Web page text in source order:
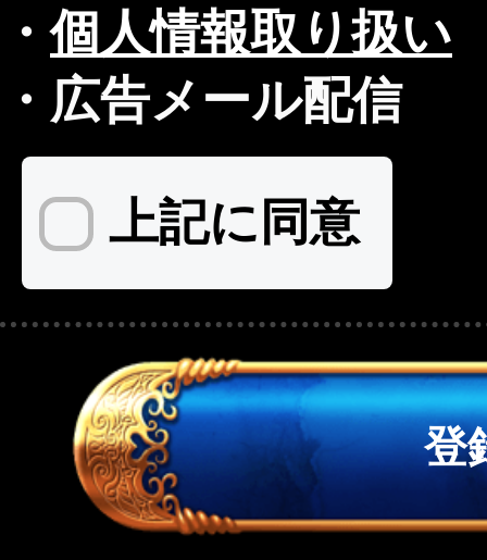
・個人情報取り扱い
・ 広告メール配信
上記に同意